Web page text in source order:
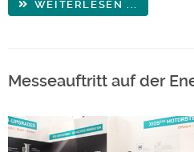
WEITERLESEN ...
Messeauftritt auf der